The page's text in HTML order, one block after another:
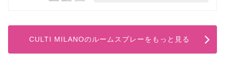
CULTI MILANOのルームスプレーをもっと見る